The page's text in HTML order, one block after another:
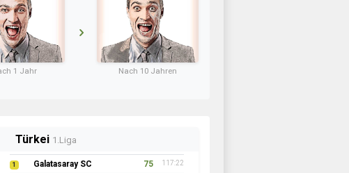
1 Jahr Nach 10 Jahren
Türkei 1.Liga
1 Galatasaray SC 75 117:22